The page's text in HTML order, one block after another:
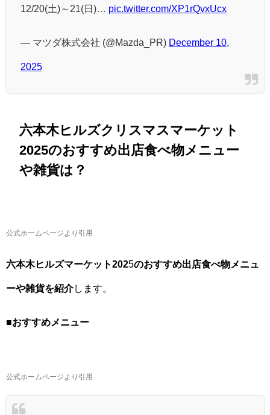
12/20(土)～21(日)… pic.twitter.com/XP1rQvxUcx
— マツダ株式会社 (@Mazda_PR) December 10,
2025
六本木ヒルズクリスマスマーケット
2025のおすすめ出店食べ物メニュー
や雑貨は？
公式ホームページより引用
六本木ヒルズマーケット2025のおすすめ出店食べ物メニュ
ーや雑貨を紹介します。
■おすすめメニュー
公式ホームページより引用